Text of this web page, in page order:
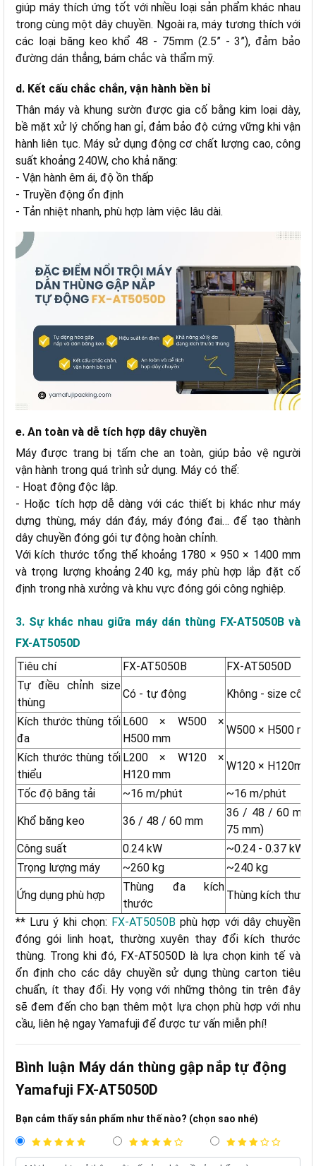
giúp máy thích ứng tốt với nhiều loại sản phẩm khác nhau
trong cùng một dây chuyền. Ngoài ra, máy tương thích với
các loại băng keo khổ 48 - 75mm (2.5” - 3”), đảm bảo
đường dán thẳng, bám chắc và thẩm mỹ.
d. Kết cấu chắc chắn, vận hành bền bỉ
Thân máy và khung sườn được gia cố bằng kim loại dày,
bề mặt xử lý chống han gỉ, đảm bảo độ cứng vững khi vận
hành liên tục. Máy sử dụng động cơ chất lượng cao, công
suất khoảng 240W, cho khả năng:
- Vận hành êm ái, độ ồn thấp
- Truyền động ổn định
- Tản nhiệt nhanh, phù hợp làm việc lâu dài.
e. An toàn và dễ tích hợp dây chuyền
Máy được trang bị tấm che an toàn, giúp bảo vệ người
vận hành trong quá trình sử dụng. Máy có thể:
- Hoạt động độc lập.
- Hoặc tích hợp dễ dàng với các thiết bị khác như máy
dựng thùng, máy dán đáy, máy đóng đai… để tạo thành
dây chuyền đóng gói tự động hoàn chỉnh.
Với kích thước tổng thể khoảng 1780 × 950 × 1400 mm
và trọng lượng khoảng 240 kg, máy phù hợp lắp đặt cố
định trong nhà xưởng và khu vực đóng gói công nghiệp.
3. Sự khác nhau giữa máy dán thùng FX-AT5050B và
FX-AT5050D
Tiêu chí
FX-AT5050B
FX-AT5050D
Tự điều chỉnh size
thùng
Có - tự động Không - size cố
Kích thước thùng tối
đa
L600 × W500 ×
H500 mm
W500 × H500 mm
Kích thước thùng tối
thiểu
L200 × W120 ×
H120 mm
W120 × H120mm
Tốc độ băng tải ~16 m/phút ~16 m/phút
Khổ băng keo 36 / 48 / 60 mm
36 / 48 / 60 mm
75 mm)
Công suất
0.24 kW
~0.24 - 0.37 kW
Trọng lượng máy
~260 kg ~240 kg
Ứng dụng phù hợp
Thùng đa kích
thước
Thùng kích
** Lưu ý khi chọn: FX-AT5050B phù hợp với dây chuyền
đóng gói linh hoạt, thường xuyên thay đổi kích thước
thùng. Trong khi đó, FX-AT5050D là lựa chọn kinh tế và
ổn định cho các dây chuyền sử dụng thùng carton tiêu
chuẩn, ít thay đổi. Hy vọng với những thông tin trên đây
sẽ đem đến cho bạn thêm một lựa chọn phù hợp với nhu
cầu, liên hệ ngay Yamafuji để được tư vấn miễn phí!
Bình luận Máy dán thùng gập nắp tự động
Yamafuji FX-AT5050D
Bạn cảm thấy sản phẩm như thế nào? (chọn sao nhé)